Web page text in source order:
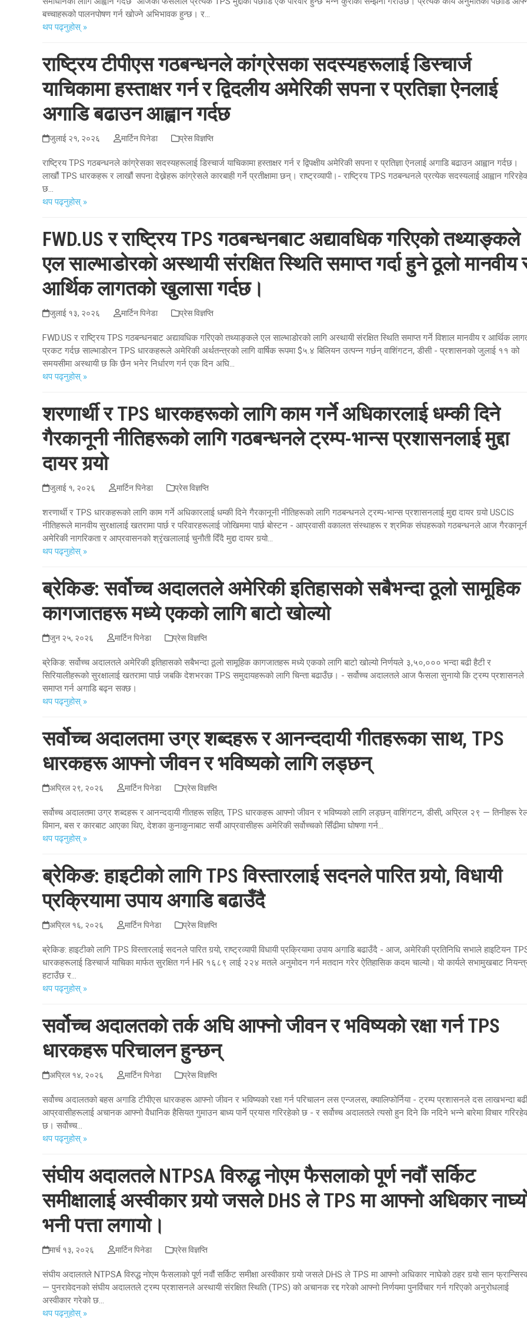
बच्चाहरूको पालनपोषण गर्न खोज्ने अभिभावक हुन्छ। र...
थप पढ्नुहोस् »
राष्ट्रिय टीपीएस गठबन्धनले कांग्रेसका सदस्यहरूलाई डिस्चार्ज
याचिकामा हस्ताक्षर गर्न र द्विदलीय अमेरिकी सपना र प्रतिज्ञा ऐनलाई
अगाडि बढाउन आह्वान गर्दछ
जुलाई २१, २०२६ मार्टिन पिनेडा प्रेस विज्ञप्ति
राष्ट्रिय TPS गठबन्धनले कांग्रेसका सदस्यहरूलाई डिस्चार्ज याचिकामा हस्ताक्षर गर्न र द्विपक्षीय अमेरिकी सपना र प्रतिज्ञा ऐनलाई अगाडि बढाउन आह्वान गर्दछ।
लाखौं TPS धारकहरू र लाखौं सपना देख्नेहरू कांग्रेसले कारबाही गर्ने प्रतीक्षामा छन्। राष्ट्रव्यापी।- राष्ट्रिय TPS गठबन्धनले प्रत्येक सदस्यलाई आह्वान
छ...
थप पढ्नुहोस् »
FWD.US र राष्ट्रिय TPS गठबन्धनबाट अद्यावधिक गरिएको तथ्याङ्कले
एल साल्भाडोरको अस्थायी संरक्षित स्थिति समाप्त गर्दा हुने ठूलो मानवीय
आर्थिक लागतको खुलासा गर्दछ।
जुलाई १३, २०२६ मार्टिन पिनेडा प्रेस विज्ञप्ति
FWD.US र राष्ट्रिय TPS गठबन्धनबाट अद्यावधिक गरिएको तथ्याङ्कले एल साल्भाडोरको लागि अस्थायी संरक्षित स्थिति समाप्त गर्ने विशाल मानवीय र आर्थिक
प्रकट गर्दछ साल्भाडोरन TPS धारकहरूले अमेरिकी अर्थतन्त्रको लागि वार्षिक रूपमा $५.४ बिलियन उत्पन्न गर्छन् वाशिंगटन, डीसी - प्रशासनको जुलाई ११ को
समयसीमा अस्थायी छ कि छैन भनेर निर्धारण गर्न एक दिन अघि...
थप पढ्नुहोस् »
शरणार्थी र TPS धारकहरूको लागि काम गर्ने अधिकारलाई धम्की दिने
गैरकानूनी नीतिहरूको लागि गठबन्धनले ट्रम्प-भान्स प्रशासनलाई मुद्दा
दायर गर्‍यो
जुलाई १, २०२६ मार्टिन पिनेडा प्रेस विज्ञप्ति
शरणार्थी र TPS धारकहरूको लागि काम गर्ने अधिकारलाई धम्की दिने गैरकानूनी नीतिहरूको लागि गठबन्धनले ट्रम्प-भान्स प्रशासनलाई मुद्दा दायर गर्‍यो USCIS
नीतिहरूले मानवीय सुरक्षालाई खतरामा पार्छ र परिवारहरूलाई जोखिममा पार्छ बोस्टन - आप्रवासी वकालत संस्थाहरू र श्रमिक संघहरूको गठबन्धनले आज
अमेरिकी नागरिकता र आप्रवासनको श्रृंखलालाई चुनौती दिँदै मुद्दा दायर गर्‍यो...
थप पढ्नुहोस् »
ब्रेकिङ: सर्वोच्च अदालतले अमेरिकी इतिहासको सबैभन्दा ठूलो सामूहिक
कागजातहरू मध्ये एकको लागि बाटो खोल्यो
जुन २५, २०२६ मार्टिन पिनेडा प्रेस विज्ञप्ति
ब्रेकिङ: सर्वोच्च अदालतले अमेरिकी इतिहासको सबैभन्दा ठूलो सामूहिक कागजातहरू मध्ये एकको लागि बाटो खोल्यो निर्णयले ३,५०,००० भन्दा बढी हैटी र
सिरियालीहरूको सुरक्षालाई खतरामा पार्छ जबकि देशभरका TPS समुदायहरूको लागि चिन्ता बढाउँछ। - सर्वोच्च अदालतले आज फैसला सुनायो कि ट्रम्प प्रशासनले
समाप्त गर्न अगाडि बढ्न सक्छ।
थप पढ्नुहोस् »
सर्वोच्च अदालतमा उग्र शब्दहरू र आनन्ददायी गीतहरूका साथ, TPS
धारकहरू आफ्नो जीवन र भविष्यको लागि लड्छन्
अप्रिल २९, २०२६ मार्टिन पिनेडा प्रेस विज्ञप्ति
सर्वोच्च अदालतमा उग्र शब्दहरू र आनन्ददायी गीतहरू सहित, TPS धारकहरू आफ्नो जीवन र भविष्यको लागि लड्छन् वाशिंगटन, डीसी, अप्रिल २९ — तिनीहरू
विमान, बस र कारबाट आएका थिए, देशका कुनाकुनाबाट सयौं आप्रवासीहरू अमेरिकी सर्वोच्चको सिँढीमा घोषणा गर्न...
थप पढ्नुहोस् »
ब्रेकिङ: हाइटीको लागि TPS विस्तारलाई सदनले पारित गर्‍यो, विधायी
प्रक्रियामा उपाय अगाडि बढाउँदै
अप्रिल १६, २०२६ मार्टिन पिनेडा प्रेस विज्ञप्ति
ब्रेकिङ: हाइटीको लागि TPS विस्तारलाई सदनले पारित गर्‍यो, राष्ट्रव्यापी विधायी प्रक्रियामा उपाय अगाडि बढाउँदै - आज, अमेरिकी प्रतिनिधि सभाले हाइटियन
धारकहरूलाई डिस्चार्ज याचिका मार्फत सुरक्षित गर्न HR १६८९ लाई २२४ मतले अनुमोदन गर्न मतदान गरेर ऐतिहासिक कदम चाल्यो। यो कार्यले सभामुखबाट
हटाउँछ र…
थप पढ्नुहोस् »
सर्वोच्च अदालतको तर्क अघि आफ्नो जीवन र भविष्यको रक्षा गर्न TPS
धारकहरू परिचालन हुन्छन्
अप्रिल १४, २०२६ मार्टिन पिनेडा प्रेस विज्ञप्ति
सर्वोच्च अदालतको बहस अगाडि टीपीएस धारकहरू आफ्नो जीवन र भविष्यको रक्षा गर्न परिचालन लस एन्जलस, क्यालिफोर्निया - ट्रम्प प्रशासनले दस लाखभन्दा बढी
आप्रवासीहरूलाई अचानक आफ्नो वैधानिक हैसियत गुमाउन बाध्य पार्ने प्रयास गरिरहेको छ - र सर्वोच्च अदालतले त्यसो हुन दिने कि नदिने भन्ने बारेमा विचार
छ। सर्वोच्च…
थप पढ्नुहोस् »
संघीय अदालतले NTPSA विरुद्ध नोएम फैसलाको पूर्ण नवौं सर्किट
समीक्षालाई अस्वीकार गर्‍यो जसले DHS ले TPS मा आफ्नो अधिकार
भनी पत्ता लगायो।
मार्च १३, २०२६ मार्टिन पिनेडा प्रेस विज्ञप्ति
संघीय अदालतले NTPSA विरुद्ध नोएम फैसलाको पूर्ण नवौं सर्किट समीक्षा अस्वीकार गर्‍यो जसले DHS ले TPS मा आफ्नो अधिकार नाघेको ठहर गर्‍यो सान
— पुनरावेदनको संघीय अदालतले ट्रम्प प्रशासनले अस्थायी संरक्षित स्थिति (TPS) को अचानक रद्द गरेको आफ्नो निर्णयमा पुनर्विचार गर्न गरिएको अनुरोधलाई
अस्वीकार गरेको छ...
थप पढ्नुहोस् »